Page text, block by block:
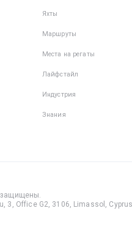
Яхты
Маршруты
Места на регаты
Лайфстайл
Индустрия
Знания
защищены.
3, Office G2, 3106, Limassol,